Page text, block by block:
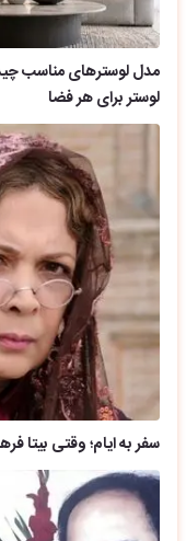
مدل لوسترهای مناسب
لوستر برای هر فضا
سفر به ایام؛ وقتی بیتا